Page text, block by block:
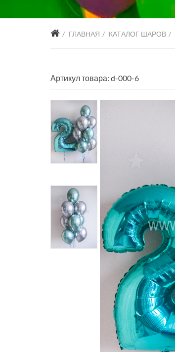
ГЛАВНАЯ КАТАЛОГ ШАРОВ
Артикул товара: d-000-6